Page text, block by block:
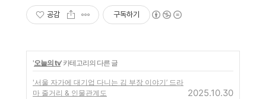
공감 구독하기
'오늘의 tv' 카테고리의 다른 글
'서울 자가에 대기업 다니는 김 부장 이야기’ 드라
마 줄거리 & 인물관계도
2025.10.30